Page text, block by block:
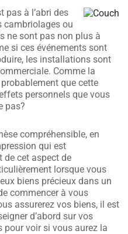
pas à l’abri des
cambriolages ou
ne sont pas non plus à
si ces événements sont
les installations sont
Comme la
que cette
personnels que vous
pas?
compréhensible, en
qui est
de cet aspect de
lorsque vous
biens précieux dans un
commencer à vous
assurerez vos biens, il est
d’abord sur vos
pour voir si vous aurez la